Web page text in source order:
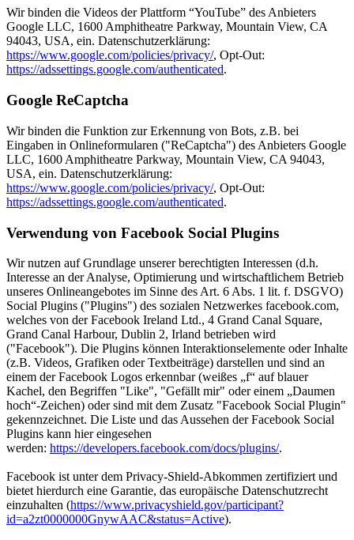
Wir binden die Videos der Plattform “YouTube” des Anbieters
Google LLC, 1600 Amphitheatre Parkway, Mountain View, CA
94043, USA, ein. Datenschutzerklärung:
https://www.google.com/policies/privacy/, Opt-Out:
https://adssettings.google.com/authenticated.
Google ReCaptcha
Wir binden die Funktion zur Erkennung von Bots, z.B. bei
Eingaben in Onlineformularen ("ReCaptcha") des Anbieters Google
LLC, 1600 Amphitheatre Parkway, Mountain View, CA 94043,
USA, ein. Datenschutzerklärung:
https://www.google.com/policies/privacy/, Opt-Out:
https://adssettings.google.com/authenticated.
Verwendung von Facebook Social Plugins
Wir nutzen auf Grundlage unserer berechtigten Interessen (d.h.
Interesse an der Analyse, Optimierung und wirtschaftlichem Betrieb
unseres Onlineangebotes im Sinne des Art. 6 Abs. 1 lit. f. DSGVO)
Social Plugins ("Plugins") des sozialen Netzwerkes facebook.com,
welches von der Facebook Ireland Ltd., 4 Grand Canal Square,
Grand Canal Harbour, Dublin 2, Irland betrieben wird
("Facebook"). Die Plugins können Interaktionselemente oder Inhalte
(z.B. Videos, Grafiken oder Textbeiträge) darstellen und sind an
einem der Facebook Logos erkennbar (weißes „f“ auf blauer
Kachel, den Begriffen "Like", "Gefällt mir" oder einem „Daumen
hoch“-Zeichen) oder sind mit dem Zusatz "Facebook Social Plugin"
gekennzeichnet. Die Liste und das Aussehen der Facebook Social
Plugins kann hier eingesehen
werden: https://developers.facebook.com/docs/plugins/.
Facebook ist unter dem Privacy-Shield-Abkommen zertifiziert und
bietet hierdurch eine Garantie, das europäische Datenschutzrecht
einzuhalten (https://www.privacyshield.gov/participant?
id=a2zt0000000GnywAAC&status=Active).